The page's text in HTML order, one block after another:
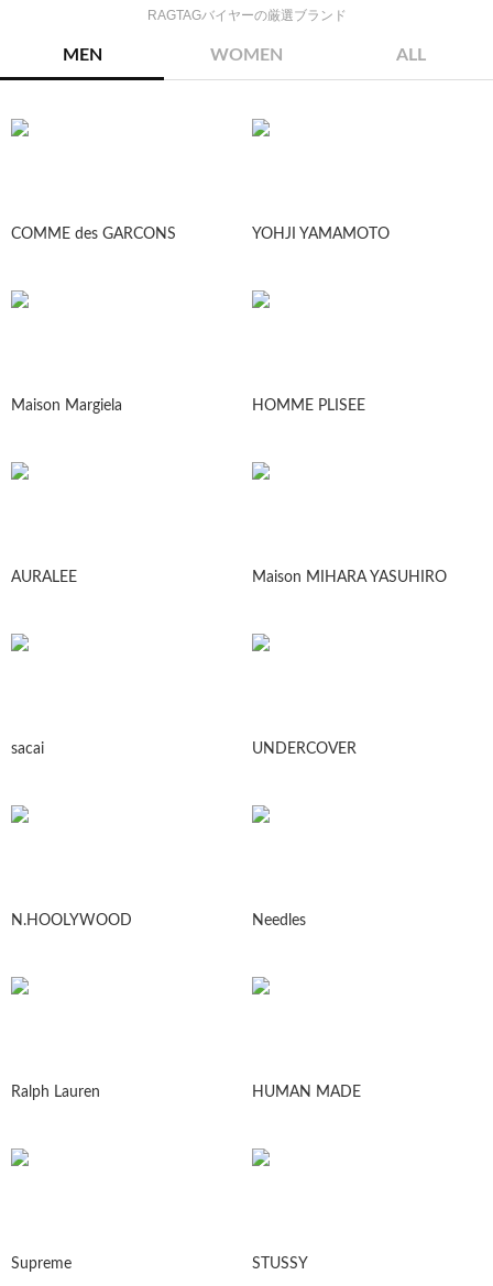
RAGTAGバイヤーの厳選ブランド
MEN WOMEN ALL
COMME des GARCONS YOHJI YAMAMOTO
Maison Margiela HOMME PLISEE
AURALEE Maison MIHARA YASUHIRO
sacai UNDERCOVER
N.HOOLYWOOD Needles
Ralph Lauren HUMAN MADE
Supreme STUSSY